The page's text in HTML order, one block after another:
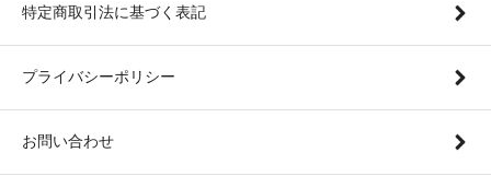
特定商取引法に基づく表記
プライバシーポリシー
お問い合わせ